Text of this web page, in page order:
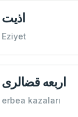
اذيت
Eziyet
اربعه قضالری
erbea kazaları